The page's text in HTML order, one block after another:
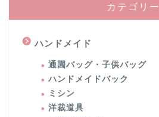
カテゴリー
ハンドメイド
通園バッグ・子供バッグ
ハンドメイドバック
ミシン
洋裁道具